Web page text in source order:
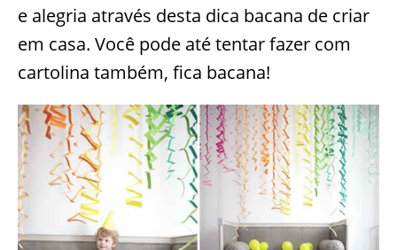
e alegria através desta dica bacana de criar
em casa. Você pode até tentar fazer com
cartolina também, fica bacana!